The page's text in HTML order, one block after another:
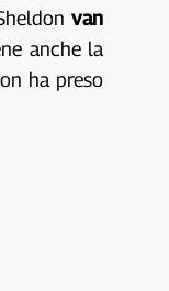
van
anche la
ha preso